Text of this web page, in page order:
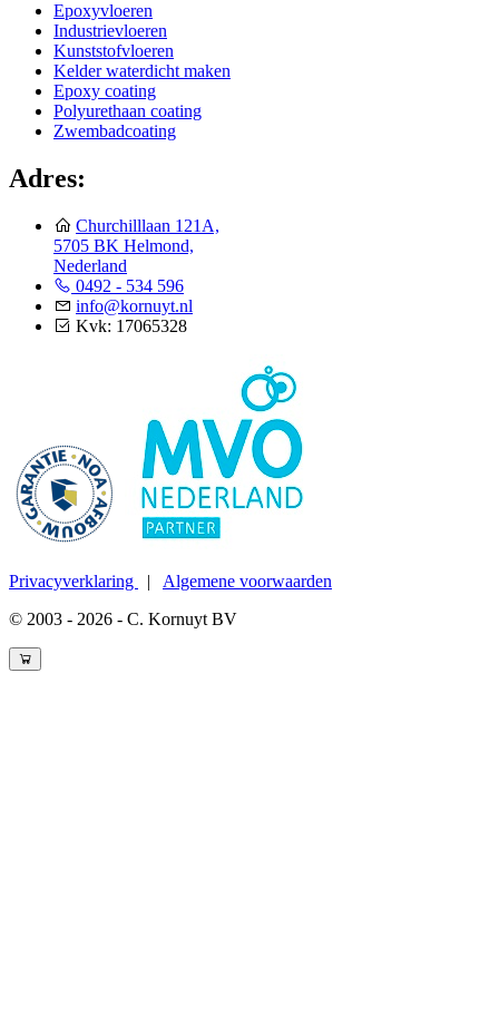
Epoxyvloeren
Industrievloeren
Kunststofvloeren
Kelder waterdicht maken
Epoxy coating
Polyurethaan coating
Zwembadcoating
Adres:
Churchilllaan 121A,
5705 BK Helmond,
Nederland
0492 - 534 596
info@kornuyt.nl
Kvk: 17065328
Privacyverklaring | Algemene voorwaarden
© 2003 - 2026 - C. Kornuyt BV